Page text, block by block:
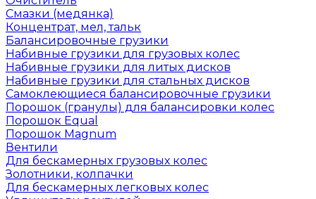
Смазки (медянка)
Концентрат, мел, тальк
Балансировочные грузики
Набивные грузики для грузовых колес
Набивные грузики для литых дисков
Набивные грузики для стальных дисков
Самоклеющиеся балансировочные грузики
Порошок (гранулы) для балансировки колес
Порошок Equal
Порошок Magnum
Вентили
Для бескамерных грузовых колес
Золотники, колпачки
Для бескамерных легковых колес